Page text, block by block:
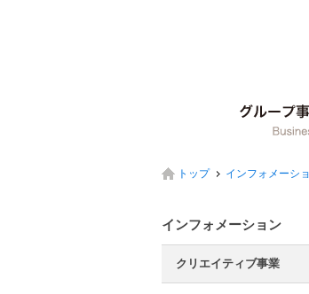
トップ インフォメーシ
インフォメーション
クリエイティブ事業